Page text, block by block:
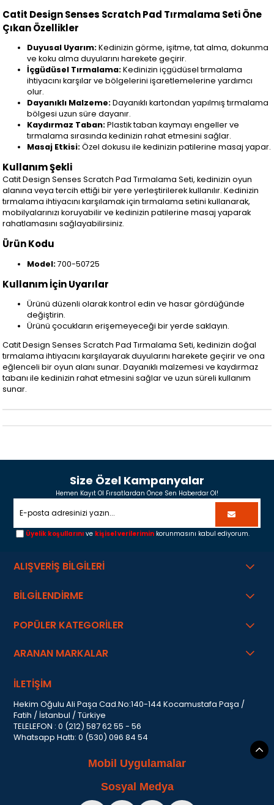
Catit Design Senses Scratch Pad Tırmalama Seti Öne
Çıkan Özellikler
Duyusal Uyarım:Kedinizin görme, işitme, tat alma, dokunma
ve koku alma duyularını harekete geçirir.
İçgüdüsel Tırmalama:Kedinizin içgüdüsel tırmalama
ihtiyacını karşılar ve bölgelerini işaretlemelerine yardımcı
olur.
Dayanıklı Malzeme:Dayanıklı kartondan yapılmış tırmalama
bölgesi uzun süre dayanır.
Kaydırmaz Taban:Plastik taban kaymayı engeller ve
tırmalama sırasında kedinizin rahat etmesini sağlar.
Masaj Etkisi:Özel dokusu ile kedinizin patilerine masaj yapar.
Kullanım Şekli
Catit Design Senses Scratch Pad Tırmalama Seti, kedinizin oyun
alanına veya tercih ettiği bir yere yerleştirilerek kullanılır. Kedinizin
tırmalama ihtiyacını karşılamak için tırmalama setini kullanarak,
mobilyalarınızı koruyabilir ve kedinizin patilerine masaj yaparak
rahatlamasını sağlayabilirsiniz.
Ürün Kodu
Model:700-50725
Kullanım İçin Uyarılar
Ürünü düzenli olarak kontrol edin ve hasar gördüğünde
değiştirin.
Ürünü çocukların erişemeyeceği bir yerde saklayın.
Catit Design Senses Scratch Pad Tırmalama Seti, kedinizin doğal
tırmalama ihtiyacını karşılayarak duyularını harekete geçirir ve ona
eğlenceli bir oyun alanı sunar. Dayanıklı malzemesi ve kaydırmaz
tabanı ile kedinizin rahat etmesini sağlar ve uzun süreli kullanım
sunar.
Size Özel Kampanyalar
Hemen Kayıt Ol Fırsatlardan Önce Sen Haberdar Ol!
Üyelik koşullarını ve kişisel verilerimin korunmasını kabul ediyorum.
ALIŞVERİŞ BİLGİLERİ
BİLGİLENDİRME
POPÜLER KATEGORİLER
ARANAN MARKALAR
İLETİŞİM
Hekim Oğulu Ali Paşa Cad.No:140-144 Kocamustafa Paşa /
Fatih / İstanbul / Türkiye
TELELEFON : 0 (212) 587 62 55 - 56
Whatsapp Hattı: 0 (530) 096 84 54
Mobil Uygulamalar
Sosyal Medya